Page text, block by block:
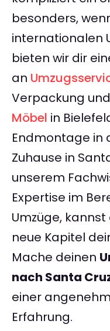
besonders,
internationalen
bieten wir dir
an
Verpackung
Möbel in
Endmontage in
Zuhause in
unserem
Expertise im
Umzüge,
neue Kapitel
Mache deinen
nach Santa
einer
Erfahrung.